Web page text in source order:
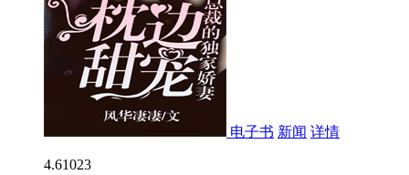
电子书 新闻 详情
4.61023